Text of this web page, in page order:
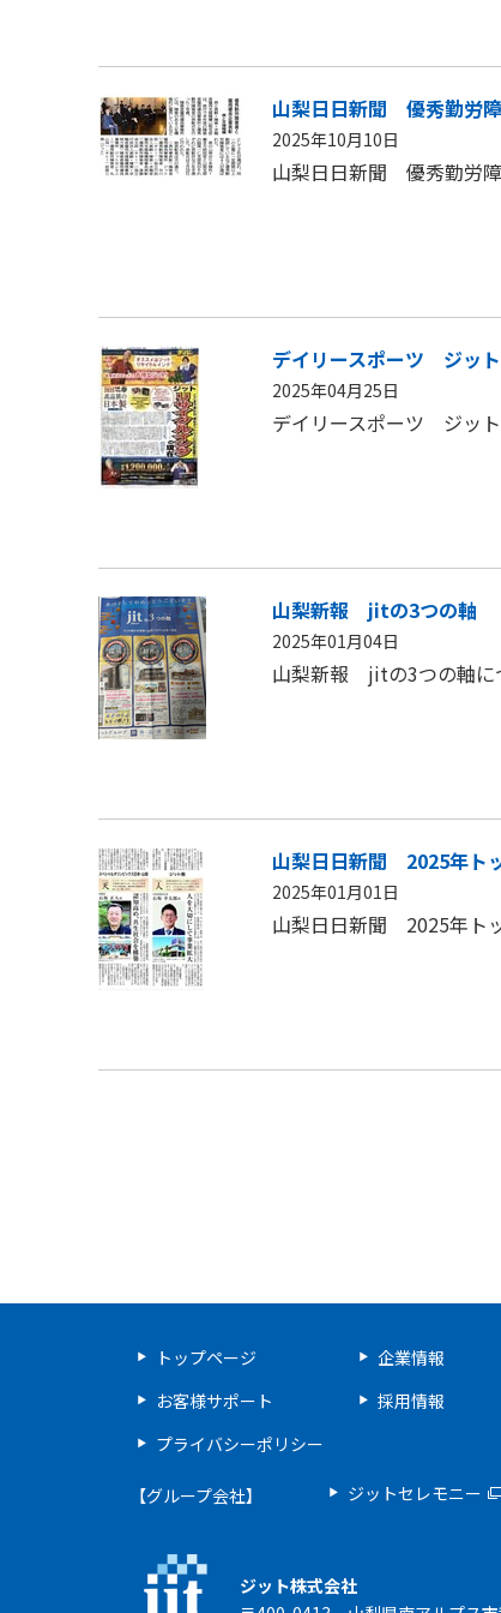
山梨日日新聞 優秀勤労
2025年10月10日
山梨日日新聞 優秀勤労
デイリースポーツ ジッ
2025年04月25日
デイリースポーツ ジッ
山梨新報 jitの3つの軸
2025年01月04日
山梨新報 jitの3つの軸に
山梨日日新聞 2025年ト
2025年01月01日
山梨日日新聞 2025年ト
トップページ 企業情報
お客様サポート
採用情報
プライバシーポリシー
【グループ会社】 ジットセレモニー
ジット株式会社